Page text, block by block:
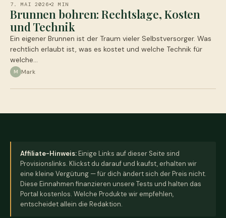
7. MAI 2026 2 MIN
Brunnen bohren: Rechtslage, Kosten
und Technik
Ein eigener Brunnen ist der Traum vieler Selbstversorger. Was
rechtlich erlaubt ist, was es kostet und welche Technik für
welche…
M Mark
Affiliate-Hinweis:Einige Links auf dieser Seite sind
Provisionslinks. Klickst du darauf und kaufst, erhalten wir
eine kleine Vergütung — für dich ändert sich der Preis nicht.
Diese Einnahmen finanzieren unsere Tests und halten das
Portal kostenlos. Welche Produkte wir empfehlen,
entscheidet allein die Redaktion.